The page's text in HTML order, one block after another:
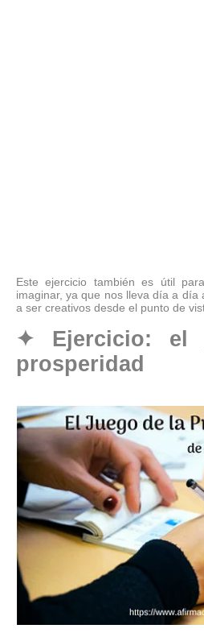
Este ejercicio también es útil
imaginar, ya que nos lleva día a día
a ser creativos desde el punto de
✦
Ejercicio:
prosperidad